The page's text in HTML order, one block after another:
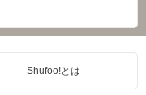
Shufoo!とは